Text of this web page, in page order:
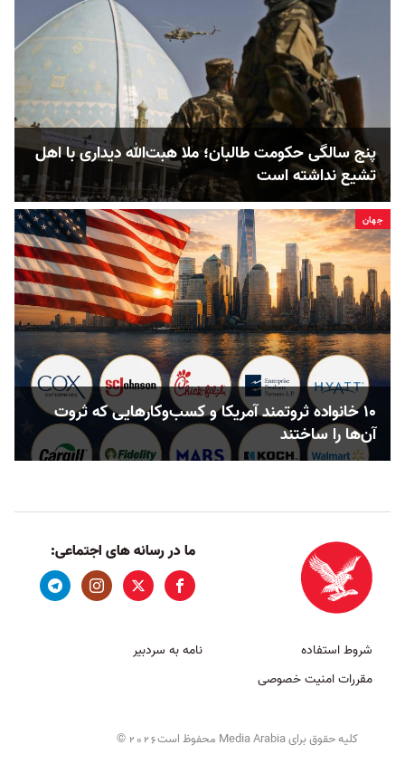
پنج‌ سالگی حکومت طالبان؛ ملا هبت‌الله دیداری با اهل
تشیع نداشته است
جهان
۱۰ خانواده ثروتمند آمریکا و کسب‌وکارهایی که ثروت
آن‌ها را ساختند
ما در رسانه های اجتماعی:
شروط استفاده
مقررات امنیت خصوصی
نامه به سردبیر
کلیه حقوق برای Media Arabia محفوظ است 2026
©